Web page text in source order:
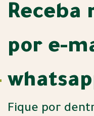
Receba
por e-
Fique por